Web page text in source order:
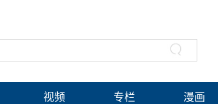
视频 专栏 漫画